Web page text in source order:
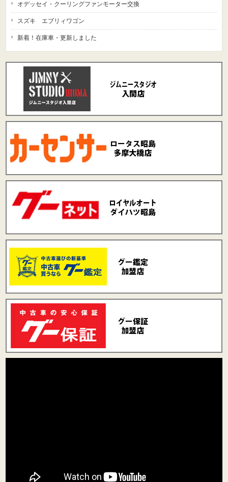
オデッセイ・クーリングファンモーター交換
スズキ エブリィワゴン
新着！在庫車・更新しました